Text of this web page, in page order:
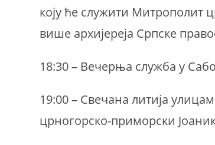
коју ће служити Митрополит
више архијереја Српске
18:30 – Вечерња служба у
19:00 – Свечана литија
црногорско-приморски